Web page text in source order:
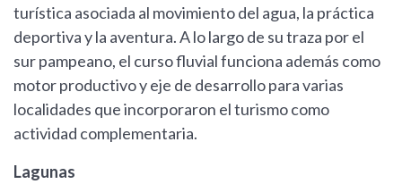
turística asociada al movimiento del agua, la práctica
deportiva y la aventura. A lo largo de su traza por el
sur pampeano, el curso fluvial funciona además como
motor productivo y eje de desarrollo para varias
localidades que incorporaron el turismo como
actividad complementaria.
Lagunas